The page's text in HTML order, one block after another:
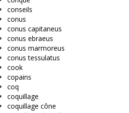
conseils
conus
conus capitaneus
conus ebraeus
conus marmoreus
conus tessulatus
cook
copains
coq
coquillage
coquillage cône